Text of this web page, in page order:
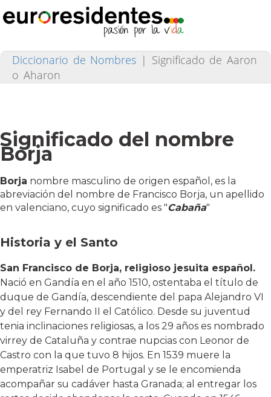
Diccionario de Nombres | Significado de Aaron
o Aharon
Significado del nombre
Borja
Borja nombre masculino de origen español, es la
abreviación del nombre de Francisco Borja, un apellido
en valenciano, cuyo significado es "Cabaña"
Historia y el Santo
San Francisco de Borja, religioso jesuita español.
Nació en Gandía en el año 1510, ostentaba el título de
duque de Gandía, descendiente del papa Alejandro VI
y del rey Fernando II el Católico. Desde su juventud
tenia inclinaciones religiosas, a los 29 años es nombrado
virrey de Cataluña y contrae nupcias con Leonor de
Castro con la que tuvo 8 hijos. En 1539 muere la
emperatriz Isabel de Portugal y se le encomienda
acompañar su cadáver hasta Granada; al entregar los